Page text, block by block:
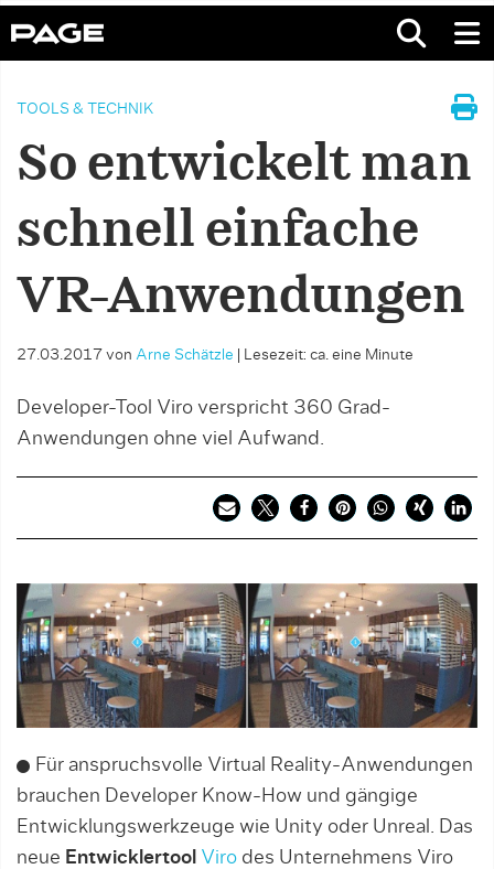
TOOLS & TECHNIK
So entwickelt man
schnell einfache
VR-Anwendungen
27.03.2017 von Arne Schätzle Lesezeit: ca. eine Minute
Developer-Tool Viro verspricht 360 Grad-
Anwendungen ohne viel Aufwand.
Für anspruchsvolle Virtual Reality-Anwendungen
brauchen Developer Know-How und gängige
Entwicklungswerkzeuge wie Unity oder Unreal. Das
neue Entwicklertool Viro des Unternehmens Viro